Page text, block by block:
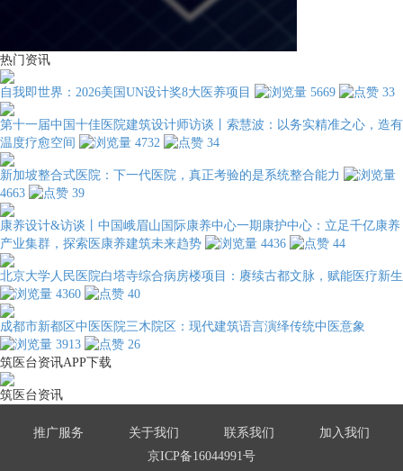
热门资讯
自我即世界：2026美国UN设计奖8大医养项目 5669 33
第十一届中国十佳医院建筑设计师访谈丨索慧波：以务实精准之心，造有
温度疗愈空间
4732 34
新加坡整合式医院：下一代医院，真正考验的是系统整合能力
4663
39
康养设计&访谈丨中国峨眉山国际康养中心一期康护中心：立足千亿康养
产业集群，探索医康养建筑未来趋势
4436 44
北京大学人民医院白塔寺综合病房楼项目：赓续古都文脉，赋能医疗新生
4360
40
成都市新都区中医医院三木院区：现代建筑语言演绎传统中医意象
3913
26
筑医台资讯APP下载
筑医台资讯
推广服务 关于我们 联系我们
加入我们
京ICP备16044991号